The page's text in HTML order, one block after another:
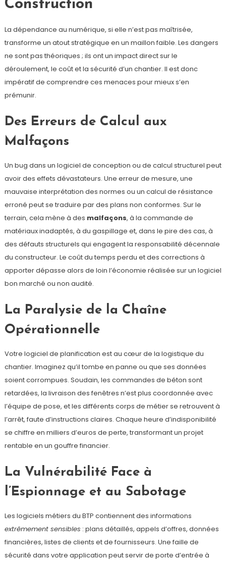
Construction
La dépendance au numérique, si elle n’est pas maîtrisée,
transforme un atout stratégique en un maillon faible. Les dangers
ne sont pas théoriques ; ils ont un impact direct sur le
déroulement, le coût et la sécurité d’un chantier. Il est donc
impératif de comprendre ces menaces pour mieux s’en
prémunir.
Des Erreurs de Calcul aux
Malfaçons
Un bug dans un logiciel de conception ou de calcul structurel peut
avoir des effets dévastateurs. Une erreur de mesure, une
mauvaise interprétation des normes ou un calcul de résistance
erroné peut se traduire par des plans non conformes. Sur le
terrain, cela mène à des malfaçons, à la commande de
matériaux inadaptés, à du gaspillage et, dans le pire des cas, à
des défauts structurels qui engagent la responsabilité décennale
du constructeur. Le coût du temps perdu et des corrections à
apporter dépasse alors de loin l’économie réalisée sur un logiciel
bon marché ou non audité.
La Paralysie de la Chaîne
Opérationnelle
Votre logiciel de planification est au cœur de la logistique du
chantier. Imaginez qu’il tombe en panne ou que ses données
soient corrompues. Soudain, les commandes de béton sont
retardées, la livraison des fenêtres n’est plus coordonnée avec
l’équipe de pose, et les différents corps de métier se retrouvent à
l’arrêt, faute d’instructions claires. Chaque heure d’indisponibilité
se chiffre en milliers d’euros de perte, transformant un projet
rentable en un gouffre financier.
La Vulnérabilité Face à
l’Espionnage et au Sabotage
Les logiciels métiers du BTP contiennent des informations
extrêmement sensibles : plans détaillés, appels d’offres, données
financières, listes de clients et de fournisseurs. Une faille de
sécurité dans votre application peut servir de porte d’entrée à